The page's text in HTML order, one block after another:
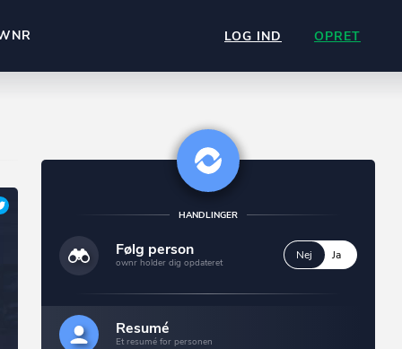
LOG IND OPRET
HANDLINGER
Følg person
ownr holder dig opdateret
Nej Ja
Resumé
Et resumé for personen